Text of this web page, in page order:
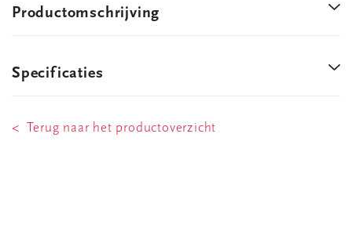
Productomschrijving
Specificaties
< Terug naar het productoverzicht